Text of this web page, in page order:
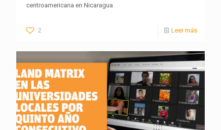
centroamericana en Nicaragua
2 Leer más